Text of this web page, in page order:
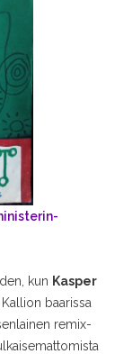
kun Kasper
baarissa
remix-